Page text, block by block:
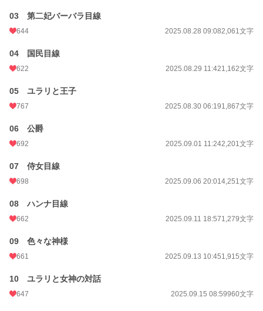
月間ポイント 11,338 pt (4,030 位)
年間ポイント
累計ポイント 328,404 pt (14,253 位)
03 第二妃バーバラ目線
644 2025.08.28 09:082,061文字
04 国民目線
622 2025.08.29 11:421,162文字
05 ユラリと王子
767 2025.08.30 06:191,867文字
06 公爵
692 2025.09.01 11:242,201文字
07 侍女目線
698 2025.09.06 20:014,251文字
08 ハンナ目線
662 2025.09.11 18:571,279文字
09 色々な神様
661 2025.09.13 10:451,915文字
10 ユラリと女神の対話
647 2025.09.15 08:59960文字